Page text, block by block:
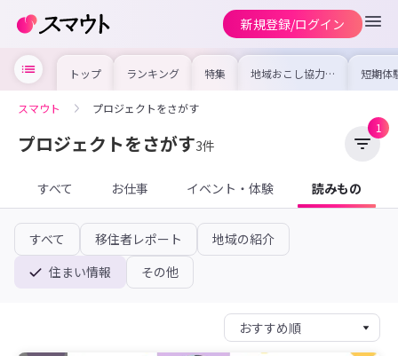
新規登録/ログイン
トップ ランキング 特集 地域おこし協力隊
の求人やイベント
を集めました！仕
短期体
り〜数
域を知
期体
スマウト プロジェクトをさがす
プロジェクトをさがす3件
1
すべて お仕事 イベント・体験 読みもの
すべて 移住者レポート
地域の紹介
住まい情報
その他